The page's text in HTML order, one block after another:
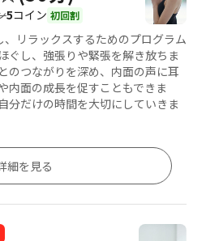
5コイン 初回割
リラックスするためのプログラム
ぐし、強張りや緊張を解き放ちま
のつながりを深め、内面の声に耳
内面の成長を促すこともできま
分だけの時間を大切にしていきま
細を見る